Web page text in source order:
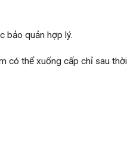
bảo quản hợp lý.
có thể xuống cấp chỉ sau